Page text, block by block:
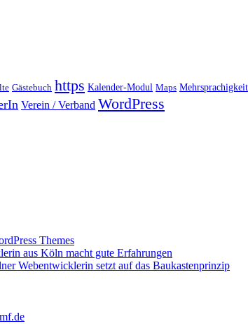
Gästebuch https Kalender-Modul Maps Mehrsprachigkeit
Verein / Verband WordPress
Themes
aus Köln macht gute Erfahrungen
Webentwicklerin setzt auf das Baukastenprinzip